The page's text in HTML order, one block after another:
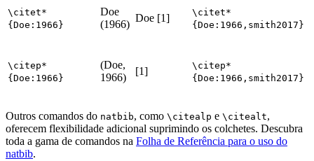
\citet*
{Doe:1966}
Doe
(1966)
Doe [1]
\citet*
{Doe:1966,smith2017}
\citep*
{Doe:1966}
(Doe,
1966)
[1]
\citep*
{Doe:1966,smith2017}
Outros comandos do natbib, como \citealp e \citealt,
oferecem flexibilidade adicional suprimindo os colchetes. Descubra
toda a gama de comandos na Folha de Referência para o uso do
natbib.